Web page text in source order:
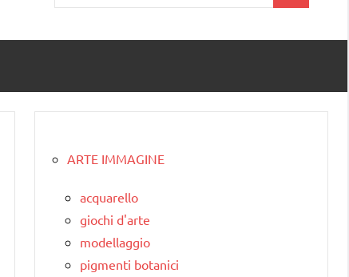
per:
ARTE IMMAGINE
acquarello
giochi d'arte
modellaggio
pigmenti botanici